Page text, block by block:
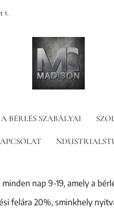
1.
A BÉRLÉS SZABÁLYAI
nap 9-19, amely a
felára 20%, sminkhely